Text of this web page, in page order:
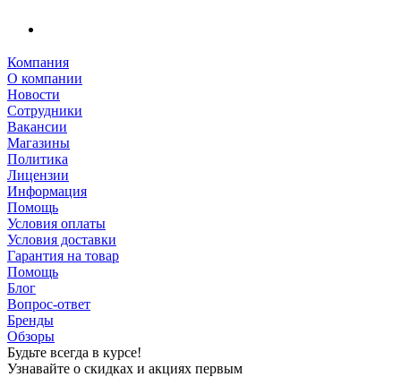
Компания
О компании
Новости
Сотрудники
Вакансии
Магазины
Политика
Лицензии
Информация
Помощь
Условия оплаты
Условия доставки
Гарантия на товар
Помощь
Блог
Вопрос-ответ
Бренды
Обзоры
Будьте всегда в курсе!
Узнавайте о скидках и акциях первым